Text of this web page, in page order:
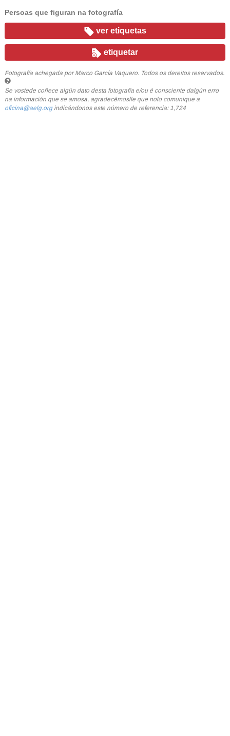
Persoas que figuran na fotografía
ver etiquetas
etiquetar
Fotografía achegada por Marco García Vaquero. Todos os dereitos reservados.
Se vostede coñece algún dato desta fotografía e/ou é consciente dalgún erro
na información que se amosa, agradecémoslle que nolo comunique a
oficina@aelg.orgindicándonos este número de referencia: 1,724